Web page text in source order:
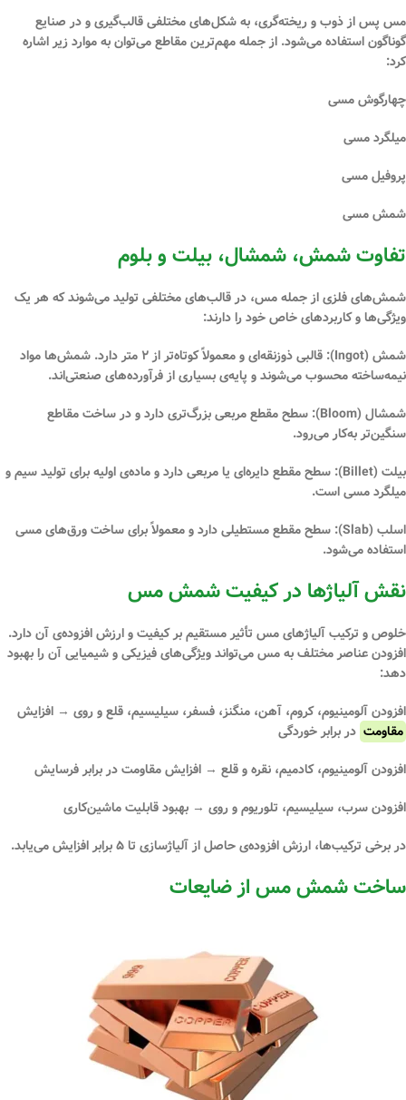
مس پس از ذوب و ریخته‌گری، به شکل‌های مختلفی قالب‌گیری و در صنایع
گوناگون استفاده می‌شود. از جمله مهم‌ترین مقاطع می‌توان به موارد زیر اشاره
کرد:
چهارگوش مسی
میلگرد مسی
پروفیل مسی
شمش مسی
تفاوت شمش، شمشال، بیلت و بلوم
شمش‌های فلزی از جمله مس، در قالب‌های مختلفی تولید می‌شوند که هر یک
ویژگی‌ها و کاربردهای خاص خود را دارند:
شمش (Ingot):
قالبی ذوزنقه‌ای و معمولاً کوتاه‌تر از ۲ متر دارد. شمش‌ها مواد
نیمه‌ساخته محسوب می‌شوند و پایه‌ی بسیاری از فرآورده‌های صنعتی‌اند.
شمشال (Bloom):
سطح مقطع مربعی بزرگ‌تری دارد و در ساخت مقاطع
سنگین‌تر به‌کار می‌رود.
بیلت (Billet):
سطح مقطع دایره‌ای یا مربعی دارد و ماده‌ی اولیه برای تولید سیم و
میلگرد مسی است.
اسلب (Slab):
سطح مقطع مستطیلی دارد و معمولاً برای ساخت ورق‌های مسی
استفاده می‌شود.
نقش آلیاژها در کیفیت شمش مس
خلوص و ترکیب آلیاژهای مس تأثیر مستقیم بر کیفیت و ارزش افزوده‌ی آن دارد.
افزودن عناصر مختلف به مس می‌تواند ویژگی‌های فیزیکی و شیمیایی آن را بهبود
دهد:
افزودنآلومینیوم، کروم، آهن، منگنز، فسفر، سیلیسیم، قلع و روی → افزایش
مقاومت در برابر خوردگی
افزودنآلومینیوم، کادمیم، نقره و قلع → افزایش مقاومت در برابر فرسایش
افزودنسرب، سیلیسیم، تلوریوم و روی → بهبود قابلیت ماشین‌کاری
در برخی ترکیب‌ها، ارزش افزوده‌ی حاصل از آلیاژسازی تا۵ برابر افزایش می‌یابد.
ساخت شمش مس از ضایعات